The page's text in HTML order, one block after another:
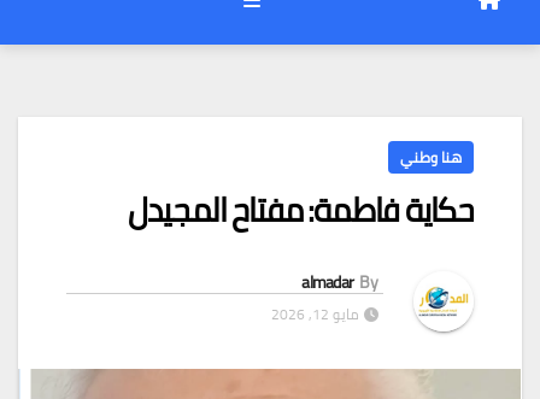
هنا وطني
حكاية فاطمة: مفتاح المجيدل
By
almadar
مايو 12, 2026